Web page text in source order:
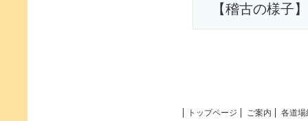
【稽古の様子】
トップページ ご案内 各道場